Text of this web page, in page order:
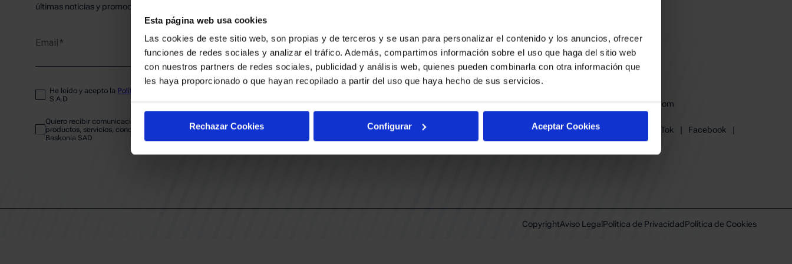
Esta página web usa cookies
Las cookies de este sitio web, son propias y de terceros y se usan para personalizar el contenido y los anuncios, ofrecer
funciones de redes sociales y analizar el tráfico. Además, compartimos información sobre el uso que haga del sitio web
con nuestros partners de redes sociales, publicidad y análisis web, quienes pueden combinarla con otra información que
les haya proporcionado o que hayan recopilado a partir del uso que haya hecho de sus servicios.
Rechazar Cookies Configurar Aceptar Cookies
PLANTILLA
ENTRADAS
ABONADOS
CALENDARIO
CLUB
últimas noticias y promociones del club.
Email
He leído y acepto la Política de privacidad
S.A.D
Quiero recibir comunicaciones electrónicas sobre las actividades,
productos, servicios, concursos, ofertas y/o promociones del SASKI
Baskonia SAD
BAKH
FUNDACIÓN BASKONIA-ALAVÉS
01013 Vitoria-Gasteiz
baskonia@baskonia.com
Instagram
TikTok | Facebook
|
Youtube
| Linkedin
CopyrightAviso LegalPolítica de PrivacidadPolítica de Cookies